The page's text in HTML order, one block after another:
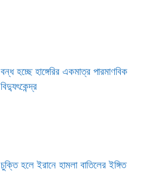
বন্ধ হচ্ছে হাঙ্গেরির একমাত্র পারমাণবিক
বিদ্যুৎকেন্দ্র
চুক্তি হলে ইরানে হামলা বাতিলের ইঙ্গিত